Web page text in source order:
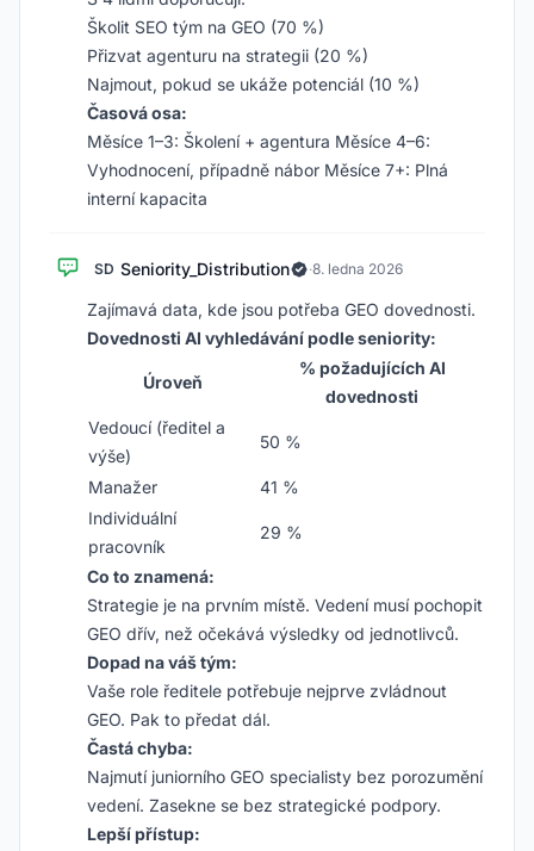
Školit SEO tým na GEO (70 %)
Přizvat agenturu na strategii (20 %)
Najmout, pokud se ukáže potenciál (10 %)
Časová osa:
Měsíce 1–3: Školení + agentura Měsíce 4–6:
Vyhodnocení, případně nábor Měsíce 7+: Plná
interní kapacita
SD Seniority_Distribution ·8. ledna 2026
Zajímavá data, kde jsou potřeba GEO dovednosti.
Dovednosti AI vyhledávání podle seniority:
Úroveň
% požadujících AI
dovednosti
Vedoucí (ředitel a
výše)
50 %
Manažer
41 %
Individuální
pracovník
29 %
Co to znamená:
Strategie je na prvním místě. Vedení musí pochopit
GEO dřív, než očekává výsledky od jednotlivců.
Dopad na váš tým:
Vaše role ředitele potřebuje nejprve zvládnout
GEO. Pak to předat dál.
Častá chyba:
Najmutí juniorního GEO specialisty bez porozumění
vedení. Zasekne se bez strategické podpory.
Lepší přístup: